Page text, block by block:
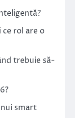
rol are o
trebuie să-
smart